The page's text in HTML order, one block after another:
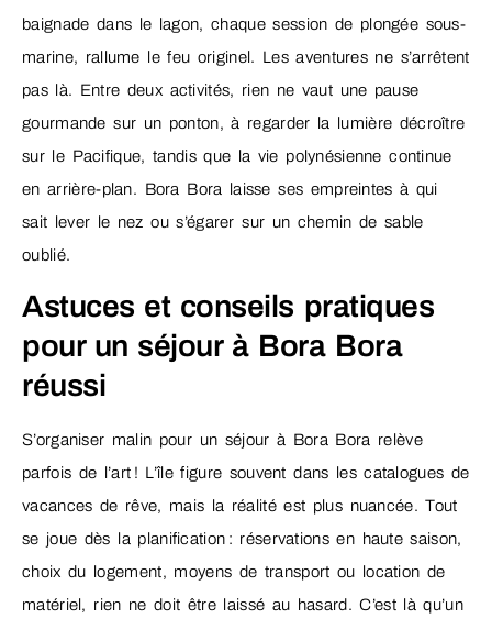
baignade dans le lagon, chaque session de plongée sous-
marine, rallume le feu originel. Les aventures ne s’arrêtent
pas là. Entre deux activités, rien ne vaut une pause
gourmande sur un ponton, à regarder la lumière décroître
sur le Pacifique, tandis que la vie polynésienne continue
en arrière-plan. Bora Bora laisse ses empreintes à qui
sait lever le nez ou s’égarer sur un chemin de sable
oublié.
Astuces et conseils pratiques
pour un séjour à Bora Bora
réussi
S’organiser malin pour un séjour à Bora Bora relève
parfois de l’art ! L’île figure souvent dans les catalogues de
vacances de rêve, mais la réalité est plus nuancée. Tout
se joue dès la planification : réservations en haute saison,
choix du logement, moyens de transport ou location de
matériel, rien ne doit être laissé au hasard. C’est là qu’un